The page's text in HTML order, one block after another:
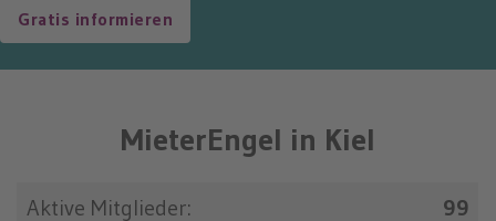
Gratis informieren
MieterEngel in Kiel
Aktive Mitglieder: 99